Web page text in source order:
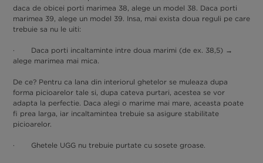
daca de obicei porti marimea 38, alege un model 38. Daca porti
marimea 39, alege un model 39. Insa, mai exista doua reguli pe care
trebuie sa nu le uiti:
· Daca porti incaltaminte intre doua marimi (de ex. 38,5) →
alege marimea mai mica.
De ce? Pentru ca lana din interiorul ghetelor se muleaza dupa
forma picioarelor tale si, dupa cateva purtari, acestea se vor
adapta la perfectie. Daca alegi o marime mai mare, aceasta poate
fi prea larga, iar incaltamintea trebuie sa asigure stabilitate
picioarelor.
· Ghetele UGG nu trebuie purtate cu sosete groase.